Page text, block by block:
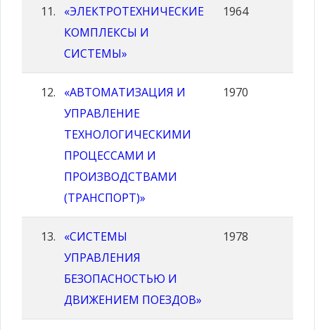
«ЭЛЕКТРОТЕХНИЧЕСКИЕ
КОМПЛЕКСЫ И
СИСТЕМЫ»
1964
«АВТОМАТИЗАЦИЯ И
УПРАВЛЕНИЕ
ТЕХНОЛОГИЧЕСКИМИ
ПРОЦЕССАМИ И
ПРОИЗВОДСТВАМИ
(ТРАНСПОРТ)»
1970
«СИСТЕМЫ
УПРАВЛЕНИЯ
БЕЗОПАСНОСТЬЮ И
ДВИЖЕНИЕМ ПОЕЗДОВ»
1978